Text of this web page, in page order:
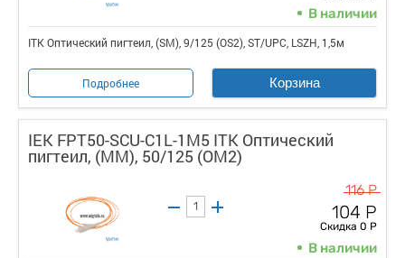
В наличии
ITK Оптический пигтеил, (SM), 9/125 (OS2), ST/UPC, LSZH, 1,5м
Подробнее Корзина
IEK FPT50-SCU-C1L-1M5 ITK Оптический
пигтеил, (MM), 50/125 (OM2)
116 Р
104 Р
Скидка 0 Р
В наличии